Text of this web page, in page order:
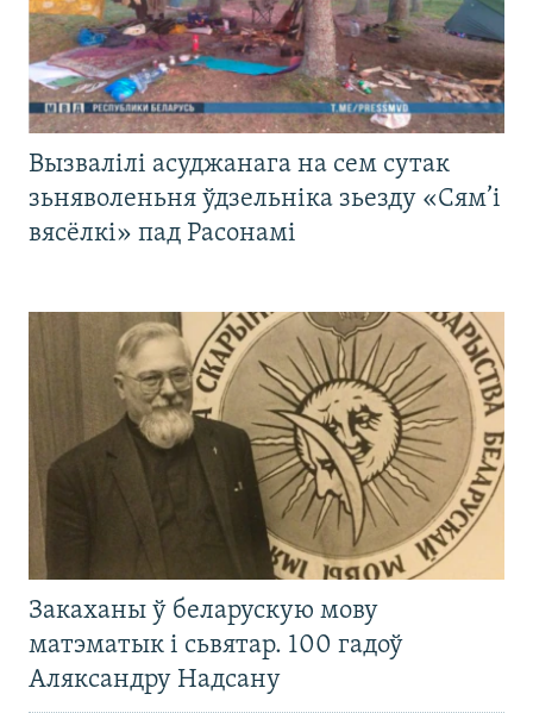
Вызвалілі асуджанага на сем сутак
зьняволеньня ўдзельніка зьезду «Сям’і
вясёлкі» пад Расонамі
Закаханы ў беларускую мову
матэматык і сьвятар. 100 гадоў
Аляксандру Надсану